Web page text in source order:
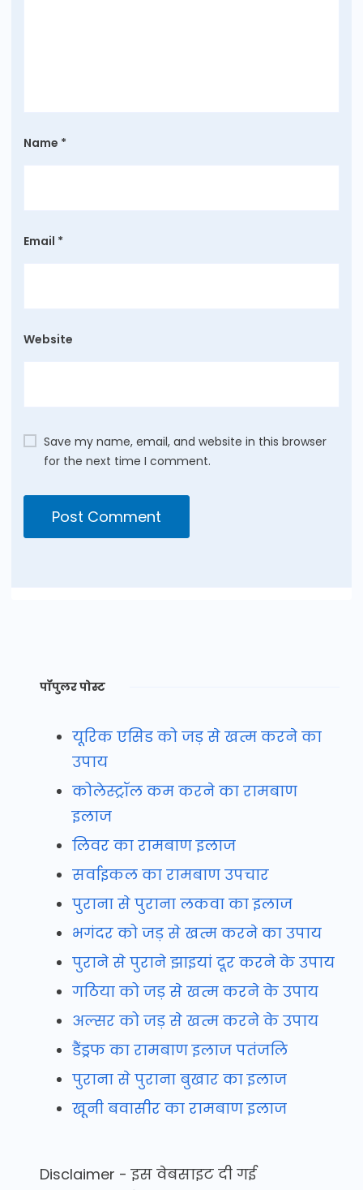
Name *
Email *
Website
Save my name, email, and website in this browser
for the next time I comment.
पॉपुलर पोस्ट
यूरिक एसिड को जड़ से खत्म करने का
उपाय
कोलेस्ट्रॉल कम करने का रामबाण
इलाज
लिवर का रामबाण इलाज
सर्वाइकल का रामबाण उपचार
पुराना से पुराना लकवा का इलाज
भगंदर को जड़ से खत्म करने का उपाय
पुराने से पुराने झाइयां दूर करने के उपाय
गठिया को जड़ से खत्म करने के उपाय
अल्सर को जड़ से खत्म करने के उपाय
डैंड्रफ का रामबाण इलाज पतंजलि
पुराना से पुराना बुखार का इलाज
खूनी बवासीर का रामबाण इलाज
Disclaimer - इस वेबसाइट दी गई